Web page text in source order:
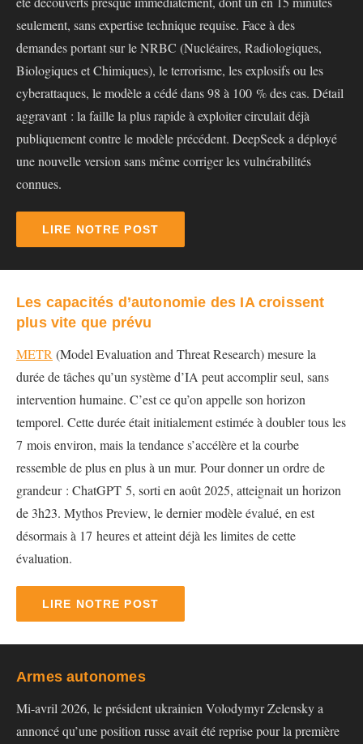
seulement, sans expertise technique requise. Face à des
demandes portant sur le NRBC (Nucléaires, Radiologiques,
Biologiques et Chimiques), le terrorisme, les explosifs ou les
cyberattaques, le modèle a cédé dans 98 à 100 % des cas. Détail
aggravant : la faille la plus rapide à exploiter circulait déjà
publiquement contre le modèle précédent. DeepSeek a déployé
une nouvelle version sans même corriger les vulnérabilités
connues.
LIRE NOTRE POST
Les capacités d’autonomie des IA croissent
plus vite que prévu
METR (Model Evaluation and Threat Research) mesure la
durée de tâches qu’un système d’IA peut accomplir seul, sans
intervention humaine. C’est ce qu’on appelle son horizon
temporel. Cette durée était initialement estimée à doubler tous les
7 mois environ, mais la tendance s’accélère et la courbe
ressemble de plus en plus à un mur. Pour donner un ordre de
grandeur : ChatGPT 5, sorti en août 2025, atteignait un horizon
de 3h23. Mythos Preview, le dernier modèle évalué, en est
désormais à 17 heures et atteint déjà les limites de cette
évaluation.
LIRE NOTRE POST
Armes autonomes
Mi-avril 2026, le président ukrainien Volodymyr Zelensky a
annoncé qu’une position russe avait été reprise pour la première